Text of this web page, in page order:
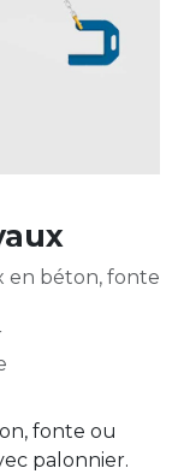
en béton, fonte
fonte ou
palonnier.